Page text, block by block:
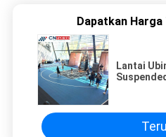
Dapatkan
Lantai